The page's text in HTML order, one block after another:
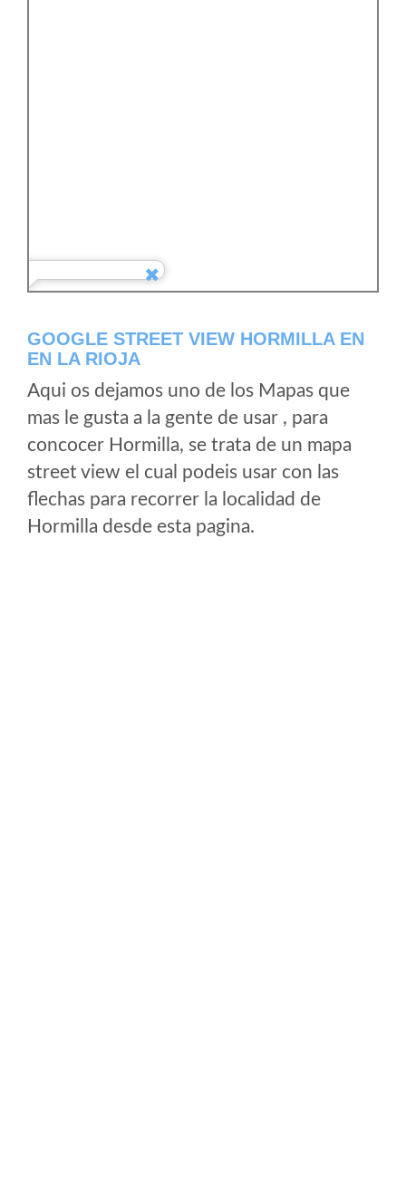
GOOGLE STREET VIEW HORMILLA EN
EN LA RIOJA
Aqui os dejamos uno de los Mapas que
mas le gusta a la gente de usar , para
concocer Hormilla, se trata de un mapa
street view el cual podeis usar con las
flechas para recorrer la localidad de
Hormilla desde esta pagina.